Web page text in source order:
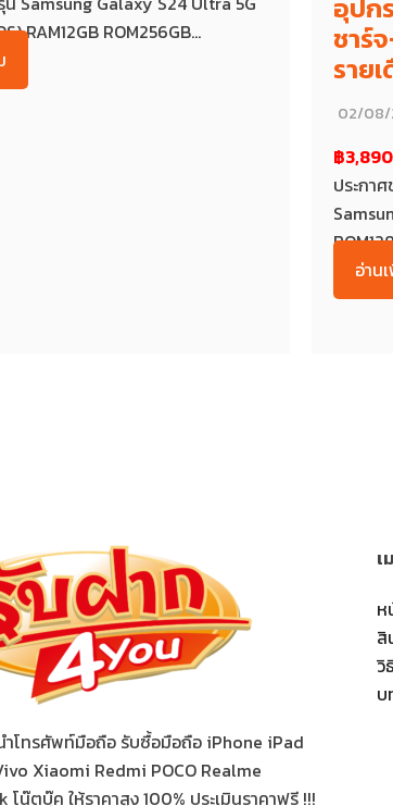
RAM12GB ROM256GB...
อุปก
ชาร์
ราย
02/08/
฿
ประกา
อ่าน
ำโทรศัพท์มือถือ รับซื้อมือถือ iPhone iPad
Xiaomi Redmi POCO Realme
โน๊ตบุ๊ค ให้ราคาสูง 100% ประเมินราคาฟรี !!!
เ
ห
สิ
วิ
บ